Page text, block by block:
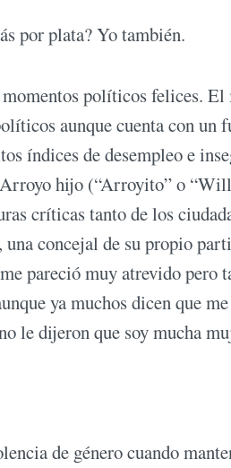
por plata? Yo también.
políticos felices.
aunque cuenta con un
índices de desempleo e
hijo (“Arroyito” o
críticas tanto de los
concejal de su propio
pareció muy atrevido
ya muchos dicen que
le dijeron que soy mucha
de género cuando